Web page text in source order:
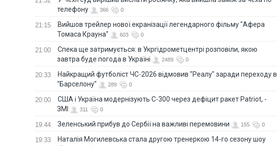
телефону
366 0
21:15
Вийшов трейлер нової екранізації легендарного фільму "Афера
Томаса Крауна"
603 0
21:00
Спека ще затримується: в Укргідрометцентрі розповіли, якою
завтра буде погода в Україні
2489 0
20:33
Найкращий футболіст ЧС-2026 відмовив "Реалу" заради переходу в
"Барселону"
289 0
20:00
США і Україна модернізують С-300 через дефіцит ракет Patriot, -
ЗМІ
311 0
19:44 Зеленський прибув до Сербії на важливі перемовини 155 0
19:33
Наталія Могилевська стала другою тренеркою 14-го сезону шоу